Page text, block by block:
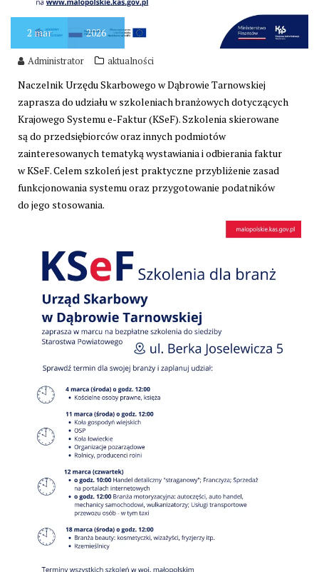
2 mar 2026
Administrator aktualności
Naczelnik Urzędu Skarbowego w Dąbrowie Tarnowskiej
zaprasza do udziału w szkoleniach branżowych dotyczących
Krajowego Systemu e-Faktur (KSeF).Szkolenia skierowane
są do przedsiębiorców oraz innych podmiotów
zainteresowanych tematyką wystawiania i odbierania faktur
w KSeF. Celem szkoleń jest praktyczne przybliżenie zasad
funkcjonowania systemu oraz przygotowanie podatników
do jego stosowania.